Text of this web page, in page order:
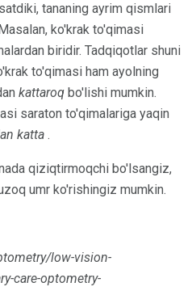
tananing ayrim qismlari
ko'krak to'qimasi
biridir. Tadqiqotlar shuni
to'qimasi ham ayolning
kattaroq bo'lishi mumkin.
saraton to'qimalariga yaqin
katta .
qiziqtirmoqchi bo'lsangiz,
umr ko'rishingiz mumkin.
low-vision-
care-optometry-